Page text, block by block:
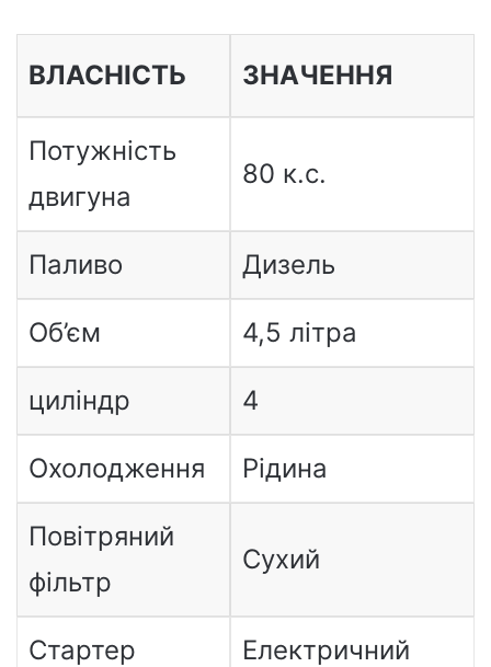
ВЛАСНІСТЬ ЗНАЧЕННЯ
Потужність
двигуна
80 к.с.
Паливо Дизель
Об’єм 4,5 літра
циліндр 4
Охолодження Рідина
Повітряний
фільтр
Сухий
Стартер Електричний